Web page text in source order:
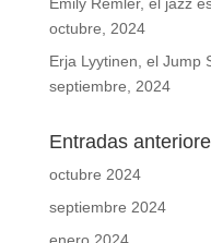
octubre, 2024
Erja Lyytinen, el Jump
septiembre, 2024
Entradas
octubre 2024
septiembre 2024